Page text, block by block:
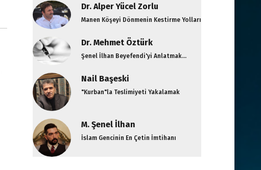
Dr. Alper Yücel Zorlu
Manen Köşeyi Dönmenin Kestirme Yolları
Dr. Mehmet Öztürk
Şenel İlhan Beyefendi'yi Anlatmak...
Nail Başeski
"Kurban"la Teslimiyeti Yakalamak
M. Şenel İlhan
İslam Gencinin En Çetin İmtihanı